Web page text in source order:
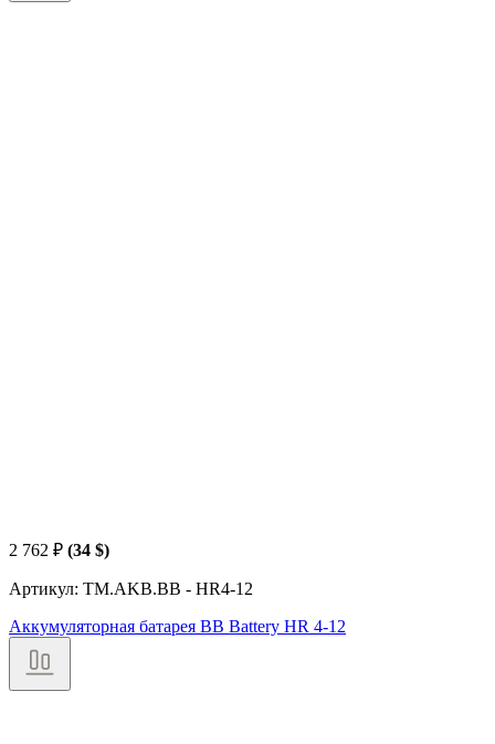
2 762 ₽ (34 $)
Артикул: TM.AKB.BB - HR4-12
Аккумуляторная батарея BB Battery HR 4-12